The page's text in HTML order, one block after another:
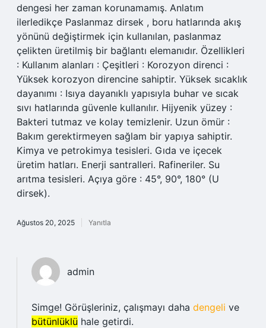
dengesi her zaman korunamamış. Anlatım
ilerledikçe Paslanmaz dirsek , boru hatlarında akış
yönünü değiştirmek için kullanılan, paslanmaz
çelikten üretilmiş bir bağlantı elemanıdır. Özellikleri
: Kullanım alanları : Çeşitleri : Korozyon direnci :
Yüksek korozyon direncine sahiptir. Yüksek sıcaklık
dayanımı : Isıya dayanıklı yapısıyla buhar ve sıcak
sıvı hatlarında güvenle kullanılır. Hijyenik yüzey :
Bakteri tutmaz ve kolay temizlenir. Uzun ömür :
Bakım gerektirmeyen sağlam bir yapıya sahiptir.
Kimya ve petrokimya tesisleri. Gıda ve içecek
üretim hatları. Enerji santralleri. Rafineriler. Su
arıtma tesisleri. Açıya göre : 45°, 90°, 180° (U
dirsek).
Ağustos 20, 2025 Yanıtla
admin
Simge! Görüşleriniz, çalışmayı daha dengeli ve
bütünlüklü hale getirdi.